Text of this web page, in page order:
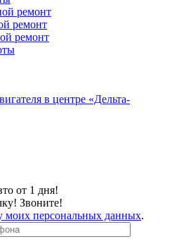
ремонт
ремонт
ремонт
от 1 дня!
Звоните!
моих персональных данных.